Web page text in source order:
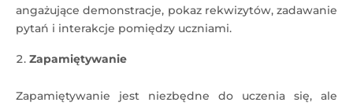
angażujące demonstracje, pokaz rekwizytów, zadawanie
pytań i interakcje pomiędzy uczniami.
Zapamiętywanie
Zapamiętywanie jest niezbędne do uczenia się, ale